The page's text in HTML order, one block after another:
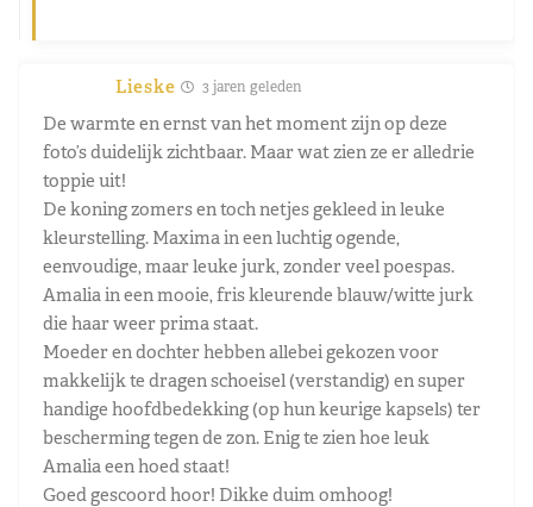
Lieske 3 jaren geleden
De warmte en ernst van het moment zijn op deze
foto’s duidelijk zichtbaar. Maar wat zien ze er alledrie
toppie uit!
De koning zomers en toch netjes gekleed in leuke
kleurstelling. Maxima in een luchtig ogende,
eenvoudige, maar leuke jurk, zonder veel poespas.
Amalia in een mooie, fris kleurende blauw/witte jurk
die haar weer prima staat.
Moeder en dochter hebben allebei gekozen voor
makkelijk te dragen schoeisel (verstandig) en super
handige hoofdbedekking (op hun keurige kapsels) ter
bescherming tegen de zon. Enig te zien hoe leuk
Amalia een hoed staat!
Goed gescoord hoor! Dikke duim omhoog!